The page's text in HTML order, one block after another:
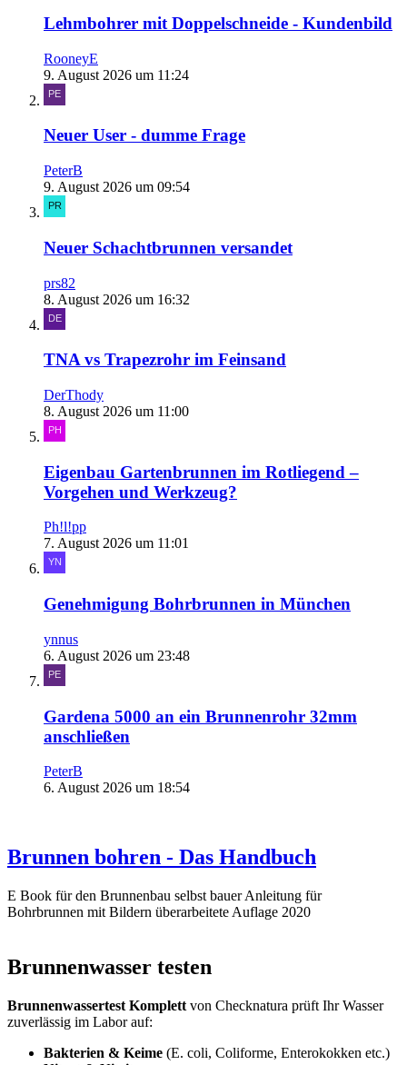
Lehmbohrer mit Doppelschneide - Kundenbild
RooneyE
9. August 2026 um 11:24
Neuer User - dumme Frage
PeterB
9. August 2026 um 09:54
Neuer Schachtbrunnen versandet
prs82
8. August 2026 um 16:32
TNA vs Trapezrohr im Feinsand
DerThody
8. August 2026 um 11:00
Eigenbau Gartenbrunnen im Rotliegend –
Vorgehen und Werkzeug?
Ph!l!pp
7. August 2026 um 11:01
Genehmigung Bohrbrunnen in München
ynnus
6. August 2026 um 23:48
Gardena 5000 an ein Brunnenrohr 32mm
anschließen
PeterB
6. August 2026 um 18:54
Brunnen bohren - Das Handbuch
E Book für den Brunnenbau selbst bauer Anleitung für
Bohrbrunnen mit Bildern überarbeitete Auflage 2020
Brunnenwasser testen
Brunnenwassertest Komplett von Checknatura prüft Ihr Wasser
zuverlässig im Labor auf:
Bakterien & Keime (E. coli, Coliforme, Enterokokken etc.)